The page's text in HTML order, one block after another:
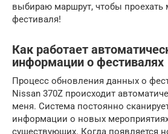
выбираю маршрут, чтобы проехать
фестиваля!
Как работает
информации о фестивалях
Процесс обновления данных о
Nissan 370Z происходит
меня. Система постоянно
информации о новых
существующих. Когда появляется